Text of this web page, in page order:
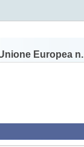
Europea n.